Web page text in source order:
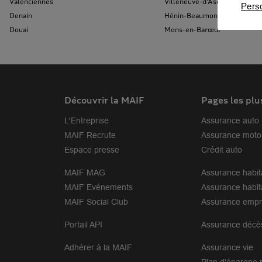
Denain
Douai
Hénin-Beaumont
Mons-en-Barœul
Découvrir la MAIF
L'Entreprise
MAIF Recrute
Espace presse
MAIF MAG
MAIF Evénements
MAIF Social Club
Portail API
Adhérer à la MAIF
Pages les
Assurance auto
Assurance moto
Crédit auto
Assurance
Assurance
Assurance
Assurance
Assurance vie